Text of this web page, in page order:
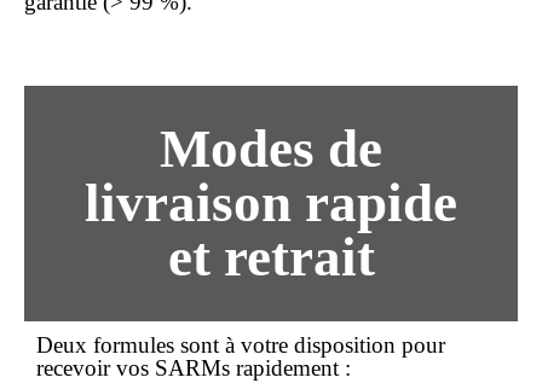
Modes de
livraison rapide
et retrait
Deux formules sont à votre disposition pour
recevoir vos SARMs rapidement :